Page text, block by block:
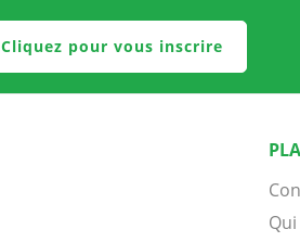
Cliquez pour vous inscrire